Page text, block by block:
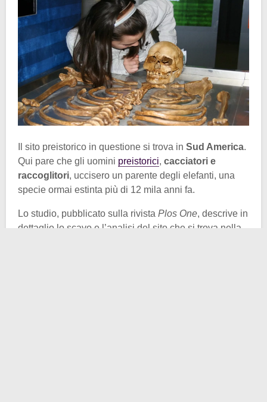
Il sito preistorico in questione si trova in Sud America.
Qui pare che gli uomini preistorici, cacciatori e
raccoglitori, uccisero un parente degli elefanti, una
specie ormai estinta più di 12 mila anni fa.
Lo studio, pubblicato sulla rivista Plos One, descrive in
dettaglio lo scavo e l’analisi del sito che si trova nella